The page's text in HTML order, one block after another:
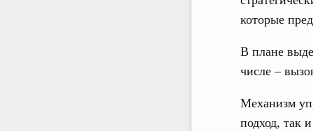
которые
В плане
числе –
Механизм
подход, так